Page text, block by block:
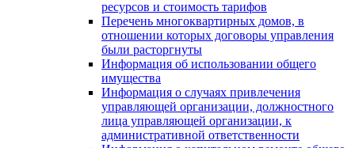
ресурсов и стоимость тарифов
Перечень многоквартирных домов, в
отношении которых договоры управления
были расторгнуты
Информация об использовании общего
имущества
Информация о случаях привлечения
управляющей организации, должностного
лица управляющей организации, к
административной ответственности